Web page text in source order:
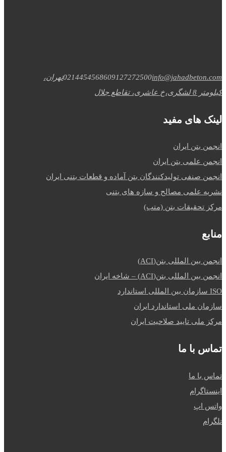
0214454568609127272500info@jahadbeton.com
تهران،
کیلومتر 8 لشگری،خ عاشری، تقاطع جلال
لینک های مفید
انجمن بتن ایران
انجمن علمی بتن ایران
انجمن صنفی تولیدکنندگان بتن آماده و قطعات بتنی ایران
نشریه علمی مصالح و سازه های بتنی
مرکز تحقیقات بتن (متب)
منابع
انجمن بین المللی بتن(ACI)
انجمن بین المللی بتن(ACI) – شاخه ایران
ISO سازمان بین المللی استاندارد
سازمان ملی استاندارد ایران
مرکز ملی تایید صلاحیت ایران
تماس با ما
تماس با ما
اینستاگرام
واتس اپ
تلگرام